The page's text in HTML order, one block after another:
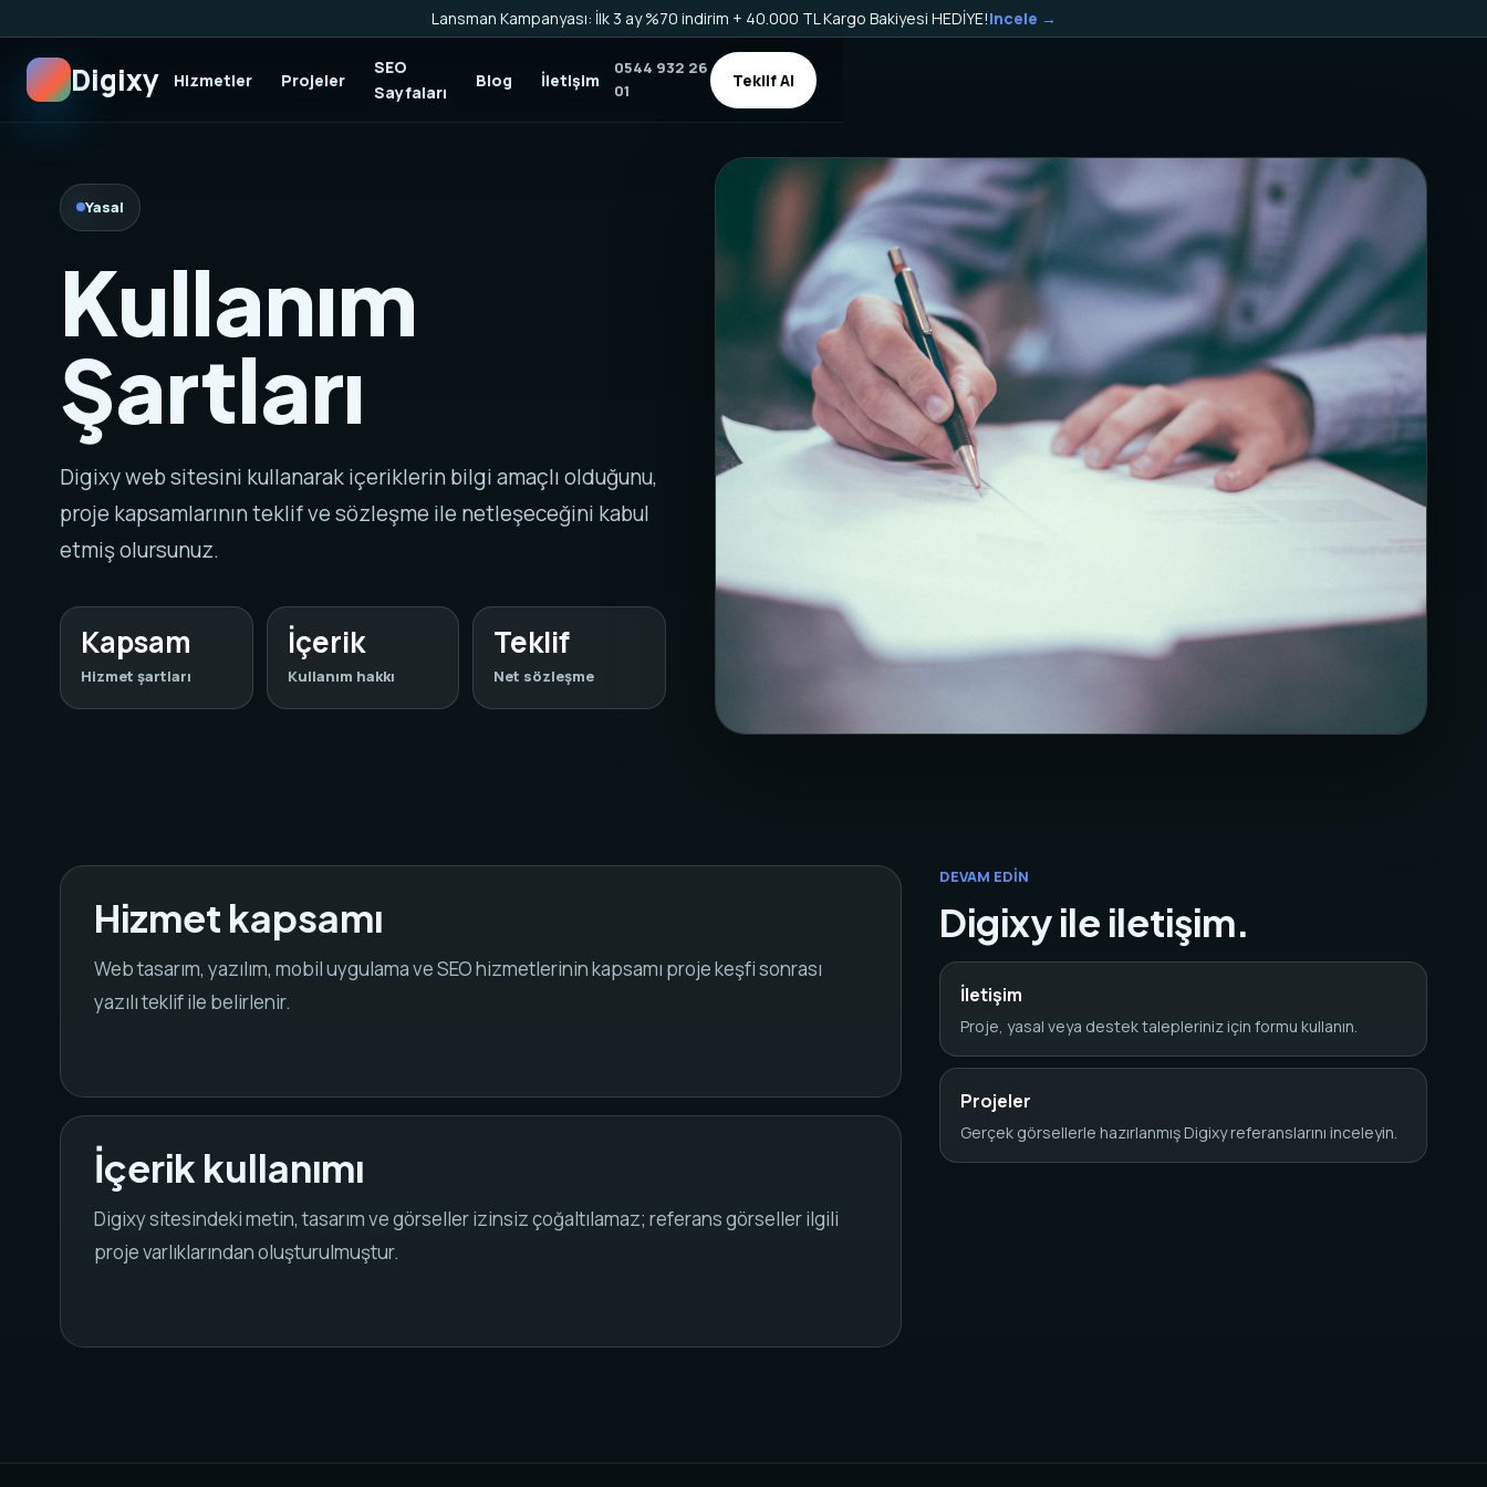
Lansman Kampanyası: İlk 3 ay %70 indirim + 40.000 TL Kargo Bakiyesi HEDİYE!Incele →
Digixy Hizmetler Projeler
SEO
Sayfaları
Blog İletişim
0544 932 26
01
Teklif Al
Yasal
Kullanım
Şartları
Digixy web sitesini kullanarak içeriklerin bilgi amaçlı olduğunu,
proje kapsamlarının teklif ve sözleşme ile netleşeceğini kabul
etmiş olursunuz.
Kapsam
Hizmet şartları
İçerik
Kullanım hakkı
Teklif
Net sözleşme
Hizmet kapsamı
Web tasarım, yazılım, mobil uygulama ve SEO hizmetlerinin kapsamı proje keşfi sonrası
yazılı teklif ile belirlenir.
İçerik kullanımı
Digixy sitesindeki metin, tasarım ve görseller izinsiz çoğaltılamaz; referans görseller ilgili
proje varlıklarından oluşturulmuştur.
DEVAM EDIN
Digixy ile iletişim.
İletişim
Proje, yasal veya destek talepleriniz için formu kullanın.
Projeler
Gerçek görsellerle hazırlanmış Digixy referanslarını inceleyin.